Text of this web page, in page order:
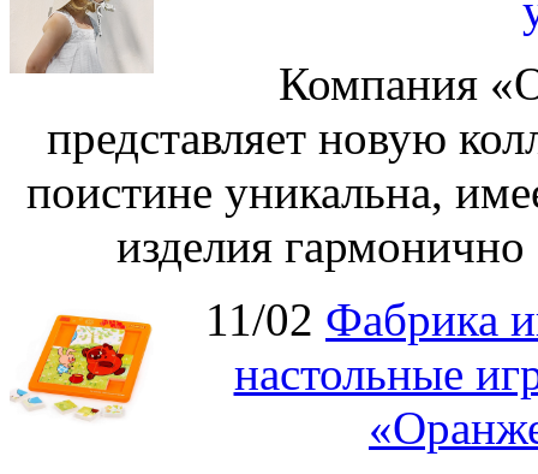
Компания
представляет новую
поистине уникальна,
изделия
11/02 Фабрика
настольные